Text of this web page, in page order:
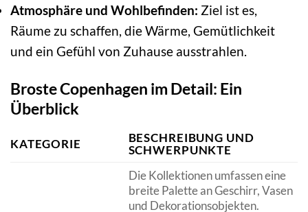
Atmosphäre und Wohlbefinden: Ziel ist es,
Räume zu schaffen, die Wärme, Gemütlichkeit
und ein Gefühl von Zuhause ausstrahlen.
Broste Copenhagen im Detail: Ein
Überblick
KATEGORIE
BESCHREIBUNG UND
SCHWERPUNKTE
Die Kollektionen umfassen eine
breite Palette an Geschirr, Vasen
und Dekorationsobjekten.